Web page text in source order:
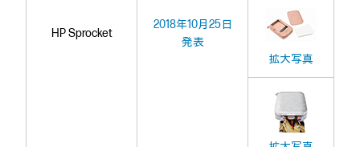
HP Sprocket
2018年10月25日
発表
拡大写真